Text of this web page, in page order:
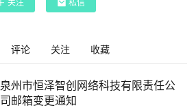
关注 私信
评论 关注 收藏
泉州市恒泽智创网络科技有限责任公
司邮箱变更通知